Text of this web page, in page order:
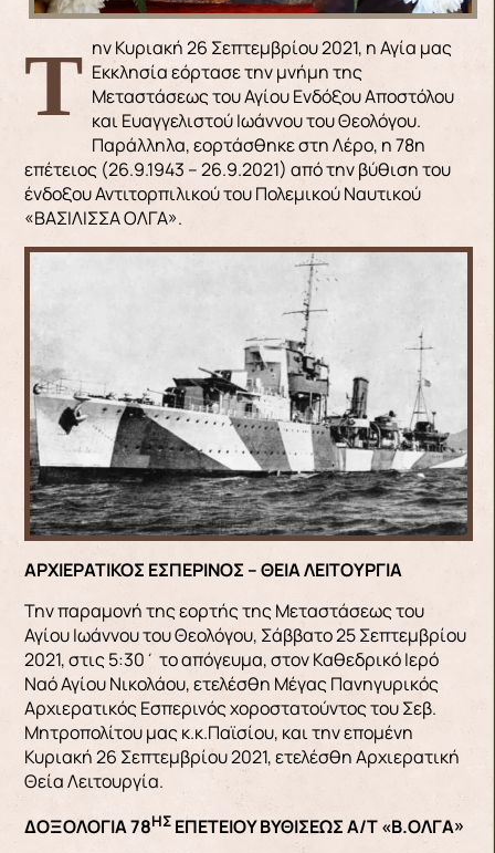
Την Κυριακή 26 Σεπτεμβρίου 2021, η Αγία μας Εκκλησία εόρτασε την μνήμη της
Μεταστάσεως του Αγίου Ενδόξου Αποστόλου
και Ευαγγελιστού Ιωάννου του Θεολόγου.
Παράλληλα, εορτάσθηκε στη Λέρο, η 78η
επέτειος (26.9.1943 – 26.9.2021) από την βύθιση του
ένδοξου Αντιτορπιλικού του Πολεμικού Ναυτικού
«ΒΑΣΙΛΙΣΣΑ ΟΛΓΑ».
ΑΡΧΙΕΡΑΤΙΚΟΣ ΕΣΠΕΡΙΝΟΣ – ΘΕΙΑ ΛΕΙΤΟΥΡΓΙΑ
Την παραμονή της εορτής της Μεταστάσεως του
Αγίου Ιωάννου του Θεολόγου, Σάββατο 25 Σεπτεμβρίου
2021, στις 5:30΄ το απόγευμα, στον Καθεδρικό Ιερό
Ναό Αγίου Νικολάου, ετελέσθη Μέγας Πανηγυρικός
Αρχιερατικός Εσπερινός χοροστατούντος του Σεβ.
Μητροπολίτου μας κ.κ.Παϊσίου, και την επομένη
Κυριακή 26 Σεπτεμβρίου 2021, ετελέσθη Αρχιερατική
Θεία Λειτουργία.
ΔΟΞΟΛΟΓΙΑ 78ΗΣΕΠΕΤΕΙΟΥ ΒΥΘΙΣΕΩΣ Α/Τ «Β.ΟΛΓΑ»